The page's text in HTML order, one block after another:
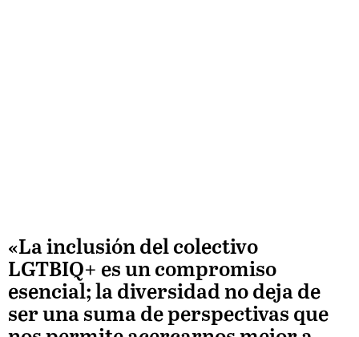
«La inclusión del colectivo
LGTBIQ+ es un compromiso
esencial; la diversidad no deja de
ser una suma de perspectivas que